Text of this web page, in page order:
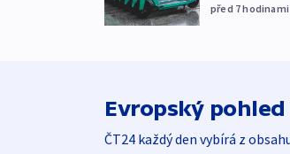
před 7hodinami
Evropský pohled
ČT24 každý den vybírá z